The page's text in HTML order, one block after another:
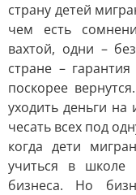
страну детей
чем есть
вахтой, одни –
стране –
поскорее
уходить деньги
чесать всех под
когда дети
учиться в
бизнеса. Но